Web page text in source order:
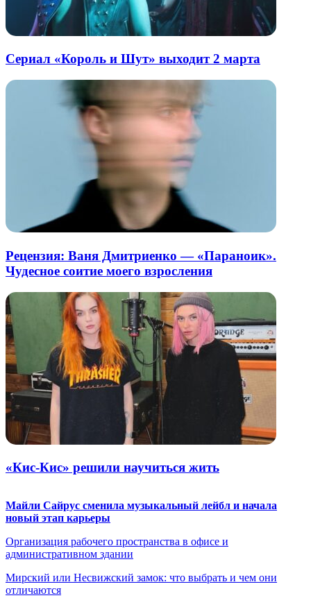
Сериал «Король и Шут» выходит 2 марта
Рецензия: Ваня Дмитриенко — «Параноик».
Чудесное соитие моего взросления
«Кис-Кис» решили научиться жить
Майли Сайрус сменила музыкальный лейбл и начала
новый этап карьеры
Организация рабочего пространства в офисе и
административном здании
Мирский или Несвижский замок: что выбрать и чем они
отличаются